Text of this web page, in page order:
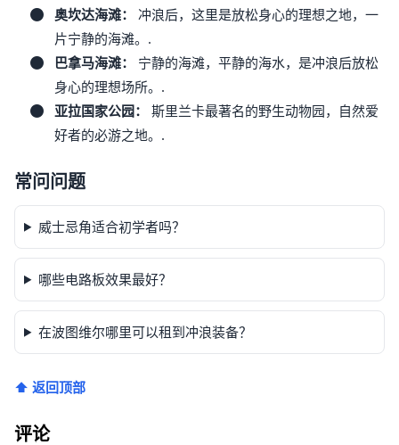
奥坎达海滩：
冲浪后，这里是放松身心的理想之地，一
片宁静的海滩。.
巴拿马海滩：
宁静的海滩，平静的海水，是冲浪后放松
身心的理想场所。.
亚拉国家公园：
斯里兰卡最著名的野生动物园，自然爱
好者的必游之地。.
常问问题
威士忌角适合初学者吗？
哪些电路板效果最好？
在波图维尔哪里可以租到冲浪装备？
⬆ 返回顶部
评论